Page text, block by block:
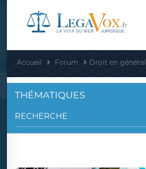
Accueil Forum Droit en général
THÉMATIQUES